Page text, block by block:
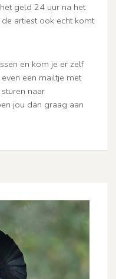
geld 24 uur na het
artiest ook echt komt
en kom je er zelf
een mailtje met
naar
jou dan graag aan